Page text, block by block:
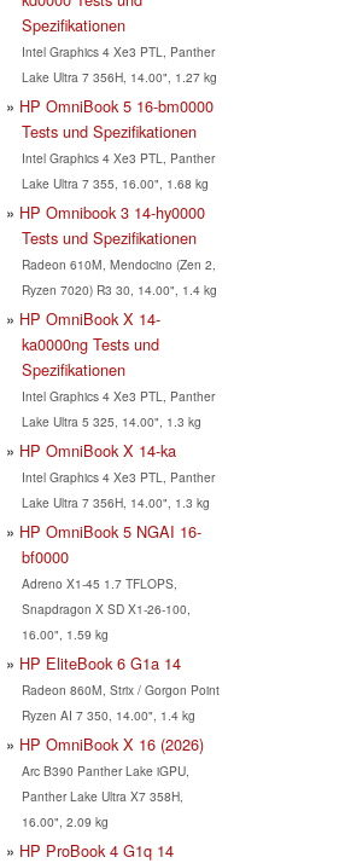
Spezifikationen
Intel Graphics 4 Xe3 PTL, Panther
Lake Ultra 7 356H, 14.00", 1.27 kg
HP OmniBook 5 16-bm0000
Tests und Spezifikationen
Intel Graphics 4 Xe3 PTL, Panther
Lake Ultra 7 355, 16.00", 1.68 kg
HP Omnibook 3 14-hy0000
Tests und Spezifikationen
Radeon 610M, Mendocino (Zen 2,
Ryzen 7020) R3 30, 14.00", 1.4 kg
HP OmniBook X 14-
ka0000ng Tests und
Spezifikationen
Intel Graphics 4 Xe3 PTL, Panther
Lake Ultra 5 325, 14.00", 1.3 kg
HP OmniBook X 14-ka
Intel Graphics 4 Xe3 PTL, Panther
Lake Ultra 7 356H, 14.00", 1.3 kg
HP OmniBook 5 NGAI 16-
bf0000
Adreno X1-45 1.7 TFLOPS,
Snapdragon X SD X1-26-100,
16.00", 1.59 kg
HP EliteBook 6 G1a 14
Radeon 860M, Strix / Gorgon Point
Ryzen AI 7 350, 14.00", 1.4 kg
HP OmniBook X 16 (2026)
Arc B390 Panther Lake iGPU,
Panther Lake Ultra X7 358H,
16.00", 2.09 kg
HP ProBook 4 G1q 14